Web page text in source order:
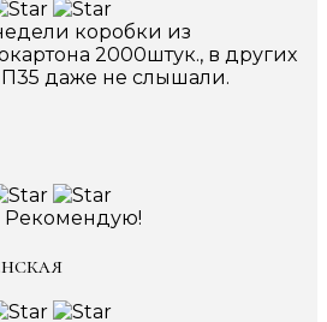
коробки из
2000штук., в других
даже не слышали.
Рекомендую!